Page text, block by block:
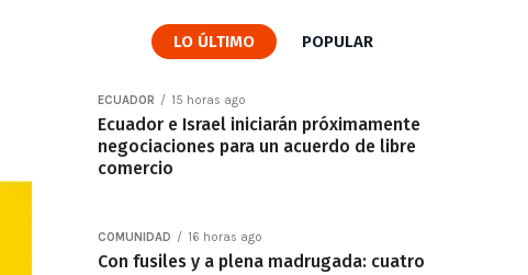
LO ÚLTIMO POPULAR
ECUADOR 15 horas ago
Ecuador e Israel iniciarán próximamente
negociaciones para un acuerdo de libre
comercio
COMUNIDAD 16 horas ago
Con fusiles y a plena madrugada: cuatro